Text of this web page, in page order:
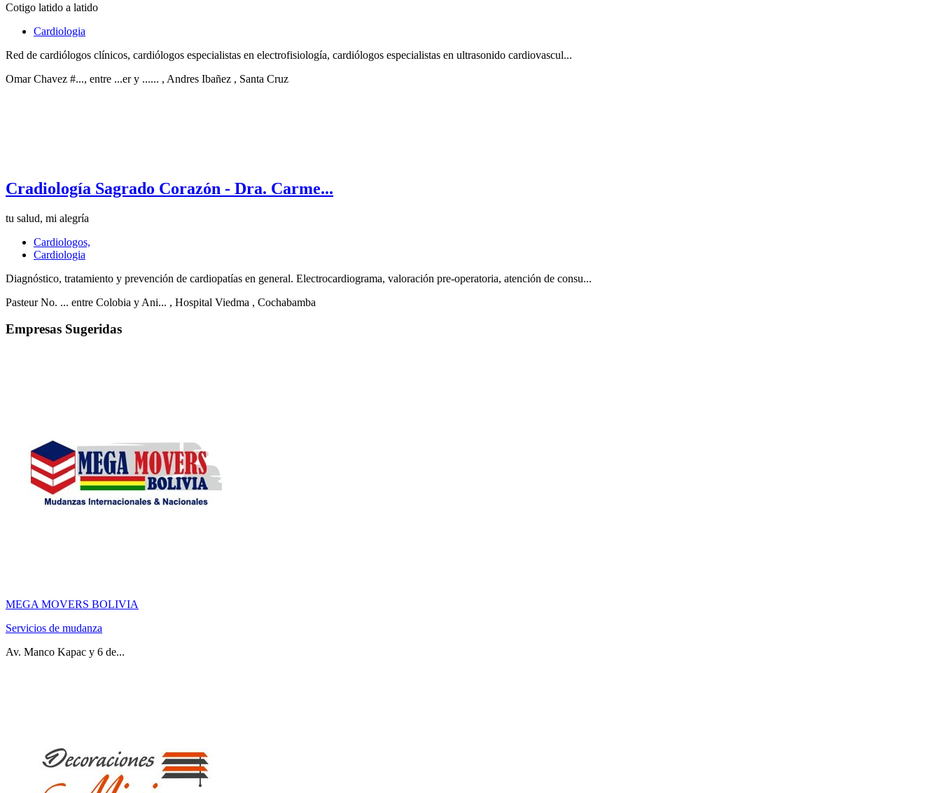
Cotigo latido a latido
Cardiologia
Red de cardiólogos clínicos, cardiólogos especialistas en electrofisiología, cardiólogos especialistas en ultrasonido cardiovascul...
Omar Chavez #..., entre ...er y ...... , Andres Ibañez , Santa Cruz
Cradiología Sagrado Corazón - Dra. Carme...
tu salud, mi alegría
Cardiologos,
Cardiologia
Diagnóstico, tratamiento y prevención de cardiopatías en general. Electrocardiograma, valoración pre-operatoria, atención de consu...
Pasteur No. ... entre Colobia y Ani... , Hospital Viedma , Cochabamba
Empresas Sugeridas
MEGA MOVERS BOLIVIA
Servicios de mudanza
Av. Manco Kapac y 6 de...